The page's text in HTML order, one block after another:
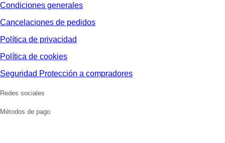
Condiciones generales
Cancelaciones de pedidos
Política de privacidad
Política de cookies
Seguridad Protección a compradores
Redes sociales
Métodos de pago